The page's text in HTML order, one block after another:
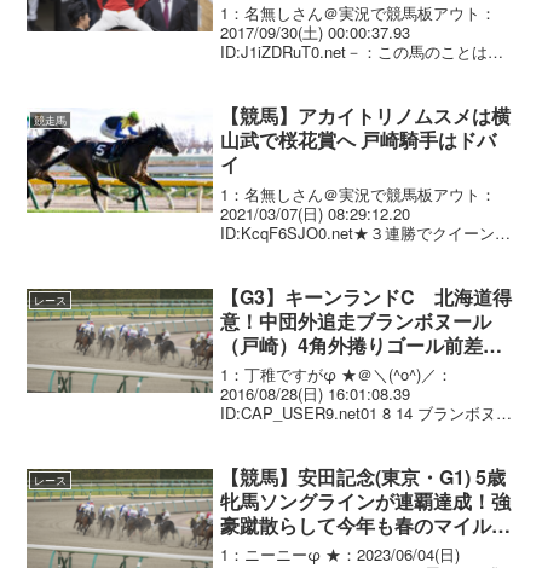
1：名無しさん＠実況で競馬板アウト：
2017/09/30(土) 00:00:37.93
ID:J1iZDRuT0.net－：この馬のことは今
いうのも、G1に対しての思い...
競走馬
【競馬】アカイトリノムスメは横
山武で桜花賞へ 戸崎騎手はドバ
イ
1：名無しさん＠実況で競馬板アウト：
2021/03/07(日) 08:29:12.20
ID:KcqF6SJO0.net★３連勝でクイーンＣ
崎騎手がドバイ遠征のため、横...
レース
【G3】キーンランドC 北海道得
意！中団外追走ブランボヌール
（戸崎）4角外捲りゴール前差し
切って重賞2勝目
1：丁稚ですがφ ★＠＼(^o^)／：
2016/08/28(日) 16:01:08.39
ID:CAP_USER9.net01 8 14 ブランボヌー
レース
【競馬】安田記念(東京・G1) 5歳
牝馬ソングラインが連覇達成！強
豪蹴散らして今年も春のマイル王
に
1：ニーニーφ ★：2023/06/04(日)